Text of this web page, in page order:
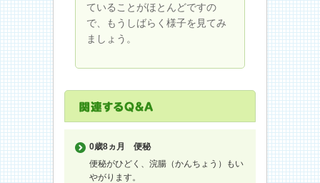
ていることがほとんどですの
で、もうしばらく様子を見てみ
ましょう。
0歳8ヵ月
便秘
便秘がひどく、浣腸（かんちょう）もい
やがります。